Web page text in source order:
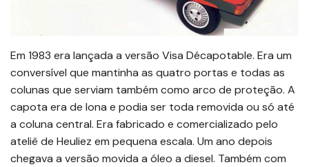
Em 1983 era lançada a versão Visa Décapotable. Era um
conversível que mantinha as quatro portas e todas as
colunas que serviam também como arco de proteção. A
capota era de lona e podia ser toda removida ou só até
a coluna central. Era fabricado e comercializado pelo
ateliê de Heuliez em pequena escala. Um ano depois
chegava a versão movida a óleo a diesel. Também com